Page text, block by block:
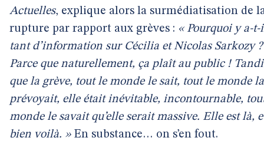
Actuelles, explique alors la surmédiatisation de
rupture par rapport aux grèves : « Pourquoi y a-t-
tant d’information sur Cécilia et Nicolas Sarkozy ?
Parce que naturellement, ça plaît au public !
que la grève, tout le monde le sait, tout le monde la
prévoyait, elle était inévitable, incontournable,
monde le savait qu’elle serait massive. Elle est là,
bien voilà. »En substance… on s’en fout.